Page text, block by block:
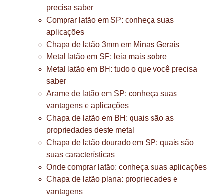
precisa saber
Comprar latão em SP: conheça suas
aplicações
Chapa de latão 3mm em Minas Gerais
Metal latão em SP: leia mais sobre
Metal latão em BH: tudo o que você precisa
saber
Arame de latão em SP: conheça suas
vantagens e aplicações
Chapa de latão em BH: quais são as
propriedades deste metal
Chapa de latão dourado em SP: quais são
suas características
Onde comprar latão: conheça suas aplicações
Chapa de latão plana: propriedades e
vantagens